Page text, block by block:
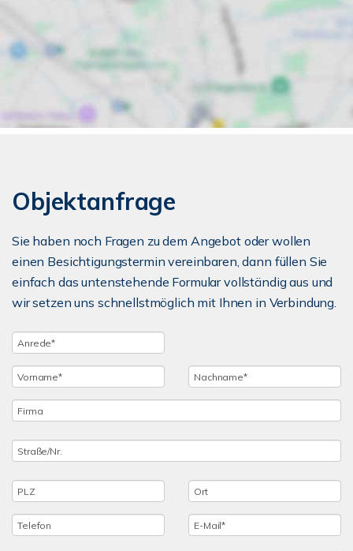
Objektanfrage
Sie haben noch Fragen zu dem Angebot oder wollen
einen Besichtigungstermin vereinbaren, dann füllen Sie
einfach das untenstehende Formular vollständig aus und
wir setzen uns schnellstmöglich mit Ihnen in Verbindung.